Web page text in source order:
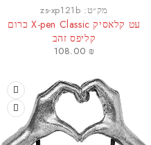
מק״ט:zs-xp121b
עט קלאסיק X-pen Classic כרום
קליפס זהב
108.00